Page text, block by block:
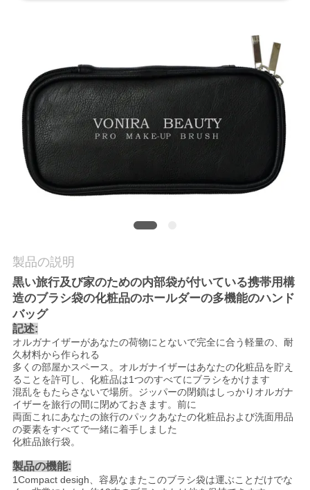
製品の説明
黒い旅行及び家のための内部袋が付いている携帯用構
造のブラシ袋の化粧品のホールダーの多機能のハンド
バッグ
記述:
オルガナイザーがあなたの荷物にとないで完全に合う軽量の、耐
久材料から作られる
多くの部屋かスペース。オルガナイザーはあなたの化粧品を貯え
ることを許可し、化粧品は1つのすべてにブラシをかけます
混乱をもたらさないで場所。ジッパーの閉鎖はしっかりオルガナ
イザーを旅行の間に閉めておきます。前に
両面これにあなたの旅行のパックあなたの化粧品および洗面用品
の要素をすべてで一緒に着手しました
化粧品旅行袋。
製品の機能:
1Compact desigh、容易なまたこのブラシ袋は運ぶことだけでな